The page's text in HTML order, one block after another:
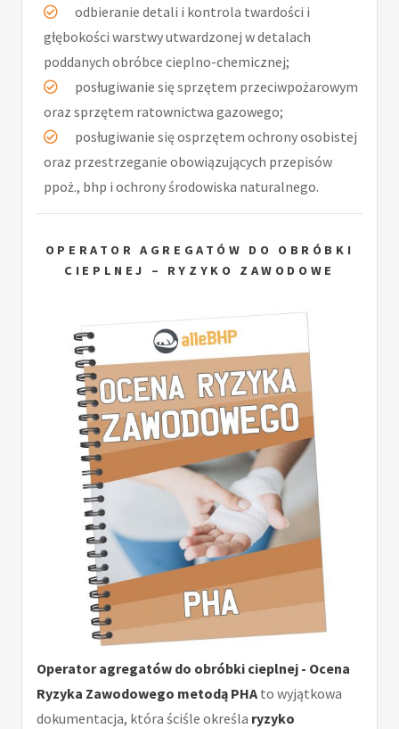
odbieranie detali i kontrola twardości i
głębokości warstwy utwardzonej w detalach
poddanych obróbce cieplno-chemicznej;
posługiwanie się sprzętem przeciwpożarowym
oraz sprzętem ratownictwa gazowego;
posługiwanie się osprzętem ochrony osobistej
oraz przestrzeganie obowiązujących przepisów
ppoż., bhp i ochrony środowiska naturalnego.
OPERATOR AGREGATÓW DO OBRÓBKI
CIEPLNEJ – RYZYKO ZAWODOWE
Operator agregatów do obróbki cieplnej - Ocena
Ryzyka Zawodowego metodą PHA to wyjątkowa
dokumentacja, która ściśle określa ryzyko